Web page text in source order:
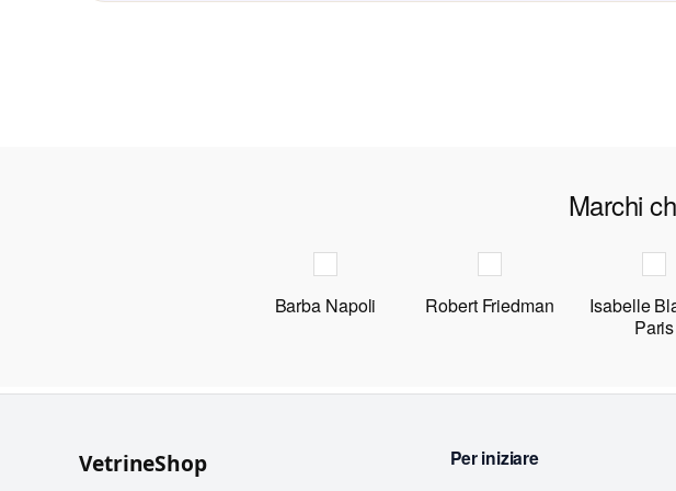
Marchi
Barba Napoli Robert Friedman
Isabelle
Paris
VetrineShop Per iniziare